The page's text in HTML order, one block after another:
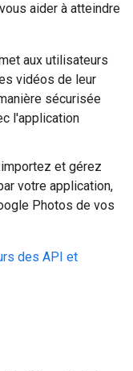
aider à atteindre
aux utilisateurs
vidéos de leur
sécurisée
l'application
et gérez
votre application,
Photos de vos
des API et